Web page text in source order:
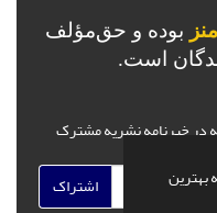
بهترین
بوده و حق‌مؤلف
است.
در خبرنامه نشریه مشترک
اشتراک